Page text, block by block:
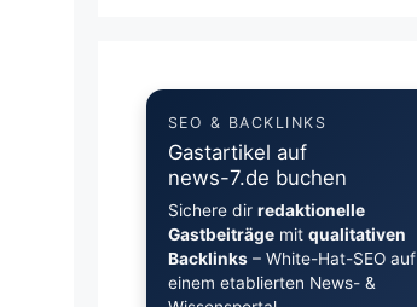
SEO & BACKLINKS
Gastartikel auf
news-7.de buchen
Sichere dir redaktionelle
Gastbeiträgemit qualitativen
Backlinks– White-Hat-SEO auf
einem etablierten News- &